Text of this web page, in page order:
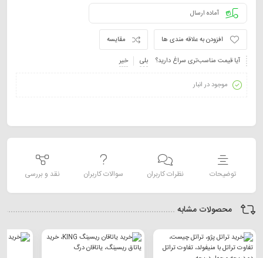
آماده ارسال
مقایسه
افزودن به علاقه مندی ها
آیا قیمت مناسب‌تری سراغ دارید؟
بلی خیر
موجود در انبار
توضیحات نظرات کاربران سوالات کاربران نقد و بررسی
محصولات مشابه